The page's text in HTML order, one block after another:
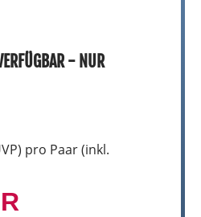
- NUR
) pro Paar (inkl.